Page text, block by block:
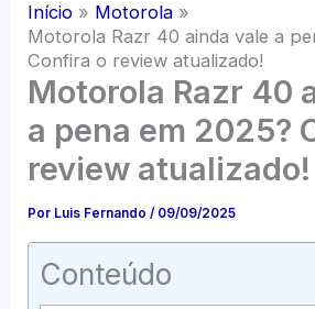
Início
Motorola
Motorola Razr 40 ainda vale a
Confira o review atualizado!
Motorola Razr 40
a pena em 2025?
review atualizado!
Por Luis Fernando/ 09/09/2025
Conteúdo